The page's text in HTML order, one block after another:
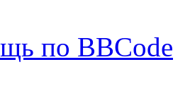
по BBCode